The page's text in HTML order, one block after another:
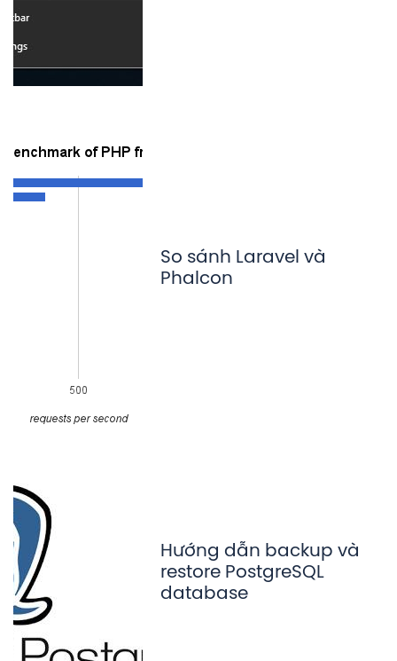
So sánh Laravel và
Phalcon
Hướng dẫn backup và
restore PostgreSQL
database